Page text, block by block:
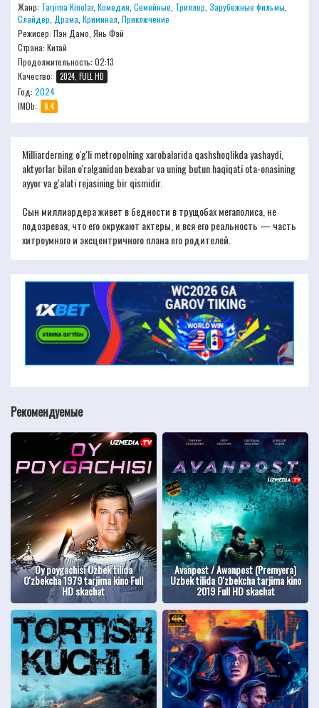
Жанр: Tarjima Kinolar, Комедия Семейные Триллер Зарубежные фильмы
Слайдер Драма Криминал Приключение
Режисер: Пэн Дамо, Янь Фэй
Страна: Китай
Продолжительность: 02:13
Качество:
2024, FULL HD
Год: 2024
IMDb:
8.4
Milliarderning o'g'li metropolning xarobalarida qashshoqlikda yashaydi,
aktyorlar bilan o'ralganidan bexabar va uning butun haqiqati ota-onasining
ayyor va g'alati rejasining bir qismidir.
Сын миллиардера живет в бедности в трущобах мегаполиса, не
подозревая, что его окружают актеры, и вся его реальность — часть
хитроумного и эксцентричного плана его родителей.
Рекомендуемые
Oy poygachisi Uzbek tilida
O'zbekcha 1979 tarjima kino Full
HD skachat
Avanpost / Awanpost (Premyera)
Uzbek tilida O'zbekcha tarjima kino
2019 Full HD skachat